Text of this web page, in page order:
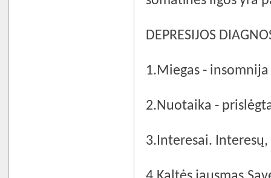
DEPRESIJOS
1.Miegas -
2.Nuotaika -
3.Interesai.